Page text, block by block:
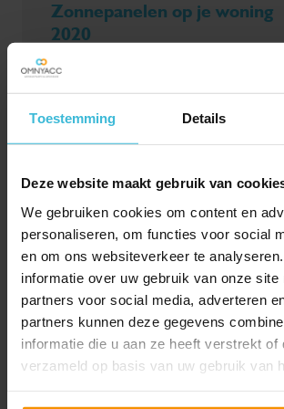
Toestemming Details
Deze website maakt gebruik van
We gebruiken cookies om content en
personaliseren, om functies voor social
en om ons websiteverkeer te
informatie over uw gebruik van onze site
partners voor social media, adverteren
partners kunnen deze gegevens
informatie die u aan ze heeft verstrekt of
verzameld op basis van uw gebruik van
Zonnepanelen op je woning
2020
03-07-2020
Heb jij als particulier zonnepanelen op je
terugvragen. In dit nieuwsartikel
moet voldoen.